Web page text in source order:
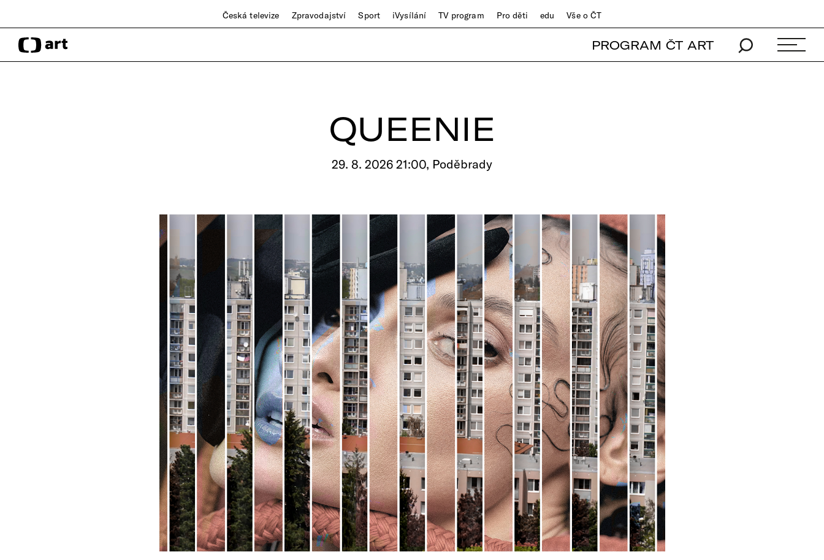
Česká televize Zpravodajství Sport iVysílání TV program Pro děti edu Vše o ČT
PROGRAM ČT ART
QUEENIE
29. 8. 2026 21:00, Poděbrady